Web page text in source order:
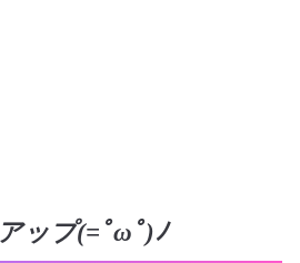
ップ(=ﾟωﾟ)ﾉ